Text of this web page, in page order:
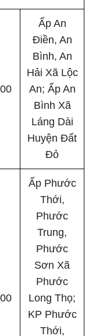
Ấp An
Điền, An
Bình, An
Hải Xã Lộc
An; Ấp An
Bình Xã
Láng Dài
Huyện Đất
Đỏ
Ấp Phước
Thới,
Phước
Trung,
Phước
Sơn Xã
Phước
Long Thọ;
KP Phước
Thới,